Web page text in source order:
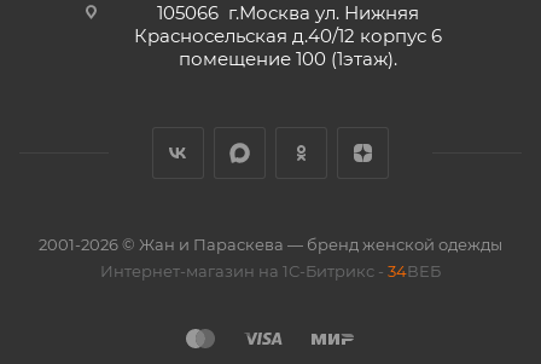
105066 г.Москва ул. Нижняя
Красносельская д.40/12 корпус 6
помещение 100 (1этаж).
2001-2026 © Жан и Параскева — бренд женской одежды
Интернет-магазин на 1С-Битрикс - 34ВЕБ